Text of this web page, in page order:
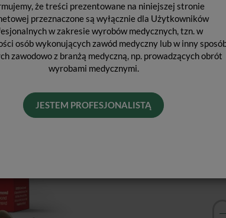
że treści prezentowane na niniejszej stronie
przeznaczone są wyłącznie dla Użytkowników
w zakresie wyrobów medycznych, tzn. w
osób wykonujących zawód medyczny lub w inny
zawodowo z branżą medyczną, np. prowadzących obrót
wyrobami medycznymi.
JESTEM PROFESJONALISTĄ